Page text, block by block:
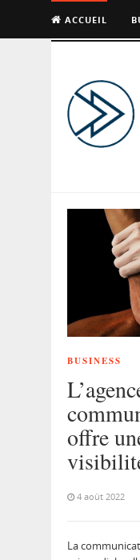
ACCUEIL
BUSINESS
offre
4 août 2022
La